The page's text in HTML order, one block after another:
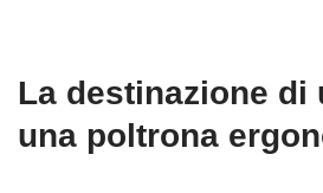
La destinazione di
una poltrona